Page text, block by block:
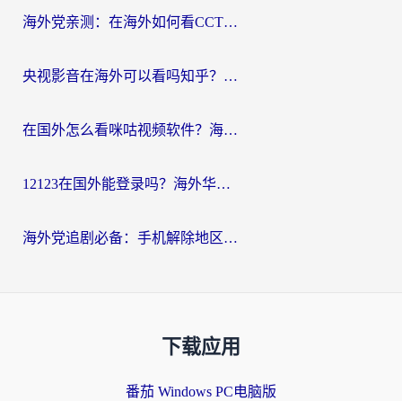
海外党亲测：在海外如何看CCTV？告别“仅限大陆播放”的实用指南
央视影音在海外可以看吗知乎？留学生亲测：3步解决地域限制+追剧自由
在国外怎么看咪咕视频软件？海外党亲测有效的回国加速方案
12123在国外能登录吗？海外华人必看的回国加速实用指南
海外党追剧必备：手机解除地区限制app怎么选？解决央视视频&国内剧地区限制全指南
下载应用
番茄 Windows PC电脑版